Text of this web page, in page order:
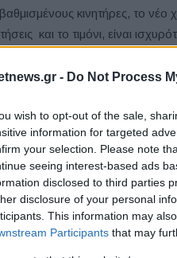
- Do Not Process
wish to opt-out of the sale,
information for targeted
your selection. Please note
seeing interest-based ads
disclosed to third parties
disclosure of your personal
This information may
Participants that may
κινητήρες, το νέο
και το τιμόνι, είναι
Motor(GB) Ltd,
βραβείο για το Nissan
δυνατοτήτων, οι
εργαλείο για τον
σε συνδυασμό με
το ανανεωμένο Nissan Navara